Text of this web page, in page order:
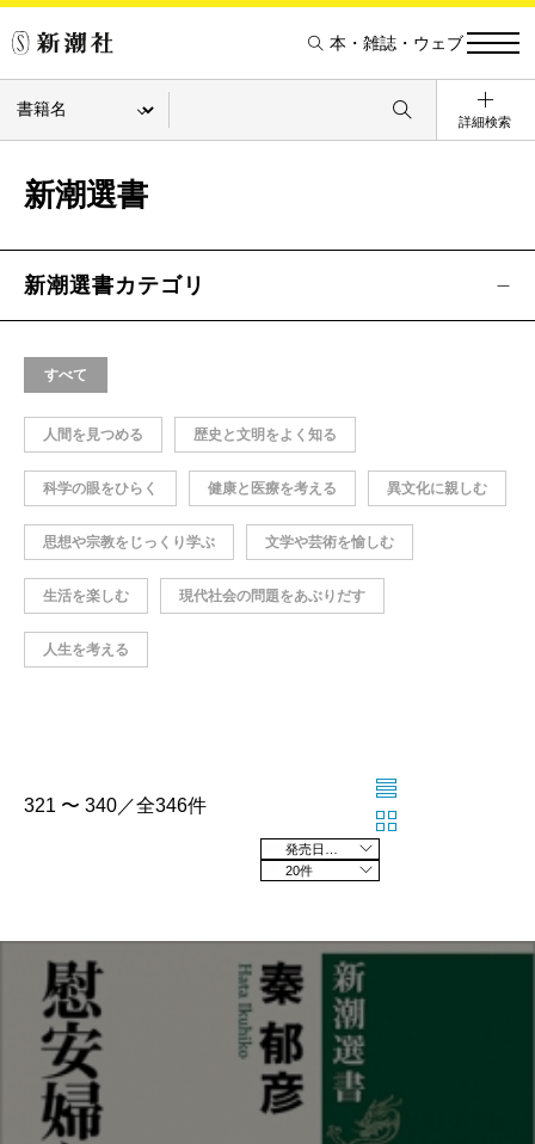
本・雑誌・ウェブ
詳細検索
新潮選書
新潮選書カテゴリ
すべて
人間を見つめる 歴史と文明をよく知る
科学の眼をひらく 健康と医療を考える 異文化に親しむ
思想や宗教をじっくり学ぶ 文学や芸術を愉しむ
生活を楽しむ 現代社会の問題をあぶりだす
人生を考える
321 〜 340／全346件
20件